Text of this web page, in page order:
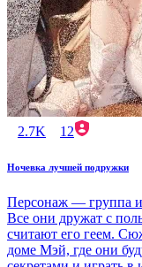
2.7K 12
Ночевка лучшей подружки
Персонаж — группа
Все они дружат с
считают его геем.
доме Мэй, где они